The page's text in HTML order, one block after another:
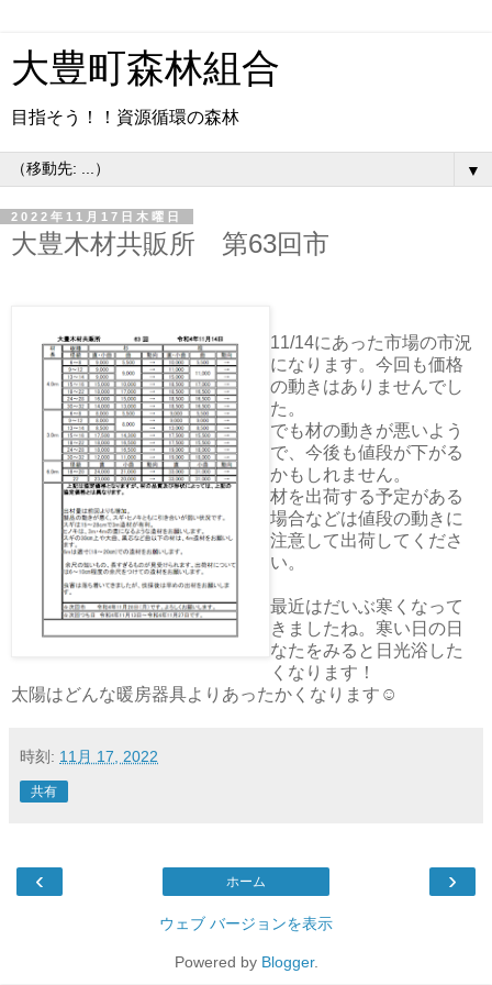
大豊町森林組合
目指そう！！資源循環の森林
▼
2022年11月17日木曜日
大豊木材共販所 第63回市
11/14にあった市場の市況
になります。今回も価格
の動きはありませんでし
た。
でも材の動きが悪いよう
で、今後も値段が下がる
かもしれません。
材を出荷する予定がある
場合などは値段の動きに
注意して出荷してくださ
い。
最近はだいぶ寒くなって
きましたね。寒い日の日
なたをみると日光浴した
くなります！
太陽はどんな暖房器具よりあったかくなります☺
時刻: 11月 17, 2022
共有
‹ ›
ホーム
ウェブ バージョンを表示
Powered by Blogger.